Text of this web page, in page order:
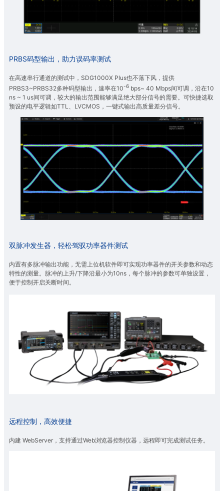
PRBS码型输出，助力误码率测试
在高速串行通道的测试中，SDG1000X Plus也不落下风，提供
PRBS3~PRBS32多种码型输出，速率在10-6 bps~ 40 Mbps间可调，沿在10
ns ~ 1 us间可调，较大的输出范围能够满足绝大部分信号的需要。可快捷选取
预设的电平逻辑如TTL、LVCMOS，一键式输出高质量差分信号。
双脉冲发生器，轻松驾驭功率器件测试
内置有多脉冲输出功能，无需上位机软件即可实现功率器件的开关参数和动态
特性的测量。脉冲的上升/下降沿最小为10ns，每个脉冲的参数可单独设置，
便于控制开启关断时间。
远程控制，高效便捷
内建 WebServer，支持通过Web浏览器控制仪器，远程即可完成测试任务。